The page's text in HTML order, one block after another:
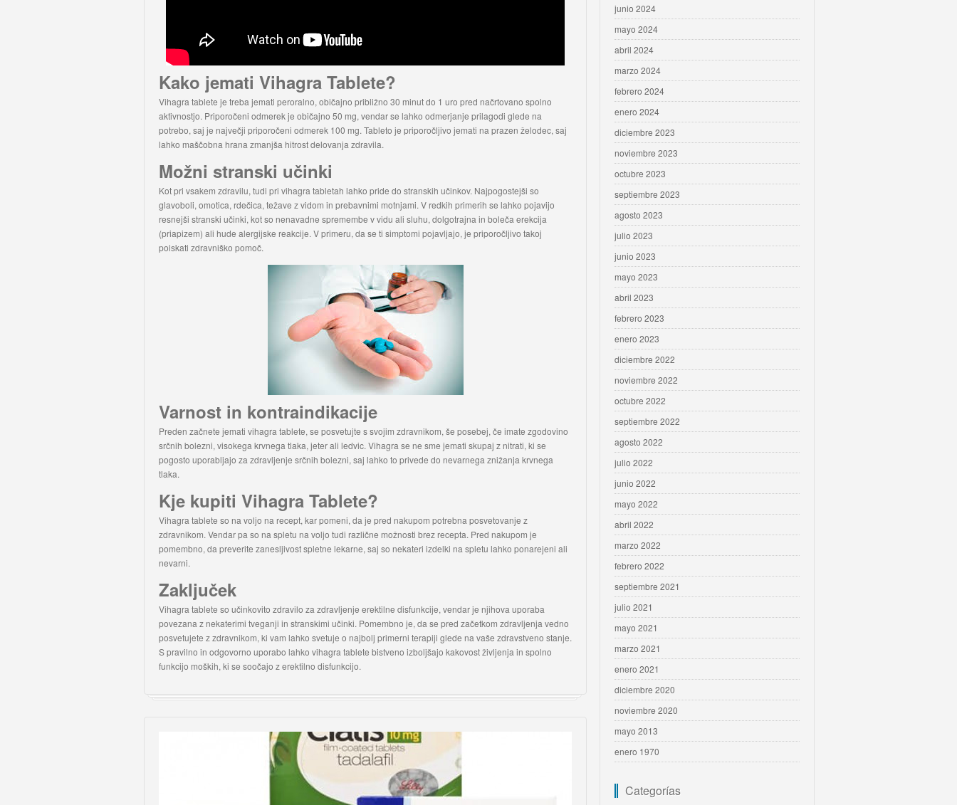
Kako jemati Vihagra Tablete?
Vihagra tablete je treba jemati peroralno, običajno približno 30 minut do 1 uro pred načrtovano spolno
aktivnostjo. Priporočeni odmerek je običajno 50 mg, vendar se lahko odmerjanje prilagodi glede na
potrebo, saj je največji priporočeni odmerek 100 mg. Tableto je priporočljivo jemati na prazen želodec, saj
lahko maščobna hrana zmanjša hitrost delovanja zdravila.
Možni stranski učinki
Kot pri vsakem zdravilu, tudi pri vihagra tabletah lahko pride do stranskih učinkov. Najpogostejši so
glavoboli, omotica, rdečica, težave z vidom in prebavnimi motnjami. V redkih primerih se lahko pojavijo
resnejši stranski učinki, kot so nenavadne spremembe v vidu ali sluhu, dolgotrajna in boleča erekcija
(priapizem) ali hude alergijske reakcije. V primeru, da se ti simptomi pojavljajo, je priporočljivo takoj
poiskati zdravniško pomoč.
Varnost in kontraindikacije
Preden začnete jemati vihagra tablete, se posvetujte s svojim zdravnikom, še posebej, če imate zgodovino
srčnih bolezni, visokega krvnega tlaka, jeter ali ledvic. Vihagra se ne sme jemati skupaj z nitrati, ki se
pogosto uporabljajo za zdravljenje srčnih bolezni, saj lahko to privede do nevarnega znižanja krvnega
tlaka.
Kje kupiti Vihagra Tablete?
Vihagra tablete so na voljo na recept, kar pomeni, da je pred nakupom potrebna posvetovanje z
zdravnikom. Vendar pa so na spletu na voljo tudi različne možnosti brez recepta. Pred nakupom je
pomembno, da preverite zanesljivost spletne lekarne, saj so nekateri izdelki na spletu lahko ponarejeni ali
nevarni.
Zaključek
Vihagra tablete so učinkovito zdravilo za zdravljenje erektilne disfunkcije, vendar je njihova uporaba
povezana z nekaterimi tveganji in stranskimi učinki. Pomembno je, da se pred začetkom zdravljenja vedno
posvetujete z zdravnikom, ki vam lahko svetuje o najbolj primerni terapiji glede na vaše zdravstveno stanje.
S pravilno in odgovorno uporabo lahko vihagra tablete bistveno izboljšajo kakovost življenja in spolno
funkcijo moških, ki se soočajo z erektilno disfunkcijo.
junio 2024
mayo 2024
abril 2024
marzo 2024
febrero 2024
enero 2024
diciembre 2023
noviembre 2023
octubre 2023
septiembre 2023
agosto 2023
julio 2023
junio 2023
mayo 2023
abril 2023
febrero 2023
enero 2023
diciembre 2022
noviembre 2022
octubre 2022
septiembre 2022
agosto 2022
julio 2022
junio 2022
mayo 2022
abril 2022
marzo 2022
febrero 2022
septiembre 2021
julio 2021
mayo 2021
marzo 2021
enero 2021
diciembre 2020
noviembre 2020
mayo 2013
enero 1970
Categorías